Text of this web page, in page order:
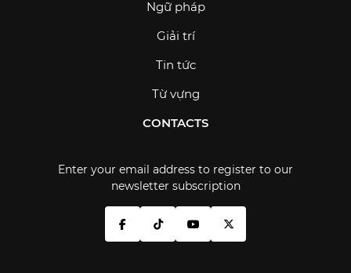
Ngữ pháp
Giải trí
Tin tức
Từ vựng
CONTACTS
Enter your email address to register to our
newsletter subscription